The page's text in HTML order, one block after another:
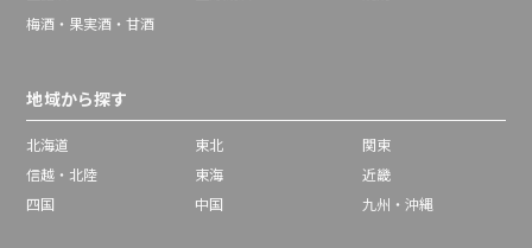
梅酒・果実酒・甘酒
地域から探す
北海道 東北
関東
信越・北陸
東海
近畿
四国
中国 九州・沖縄